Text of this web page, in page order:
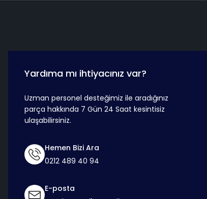
Yardıma mı ihtiyacınız var?
Uzman personel desteğimiz ile aradığınız
parça hakkında 7 Gün 24 Saat kesintisiz
ulaşabilirsiniz.
Hemen Bizi Ara
0212 489 40 94
E-posta